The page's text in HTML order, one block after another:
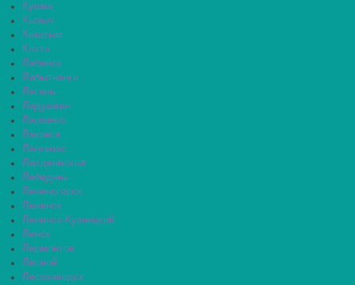
Кушва
Кызыл
Кыштым
Кяхта
Лабинск
Лабытнанги
Лагань
Ладушкин
Лаишево
Лакинск
Лангепас
Лахденпохья
Лебедянь
Лениногорск
Ленинск
Ленинск-Кузнецкий
Ленск
Лермонтов
Лесной
Лесозаводск